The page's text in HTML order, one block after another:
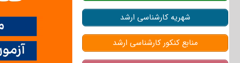
شهریه کارشناسی ارشد
منابع کنکور کارشناسی ارشد